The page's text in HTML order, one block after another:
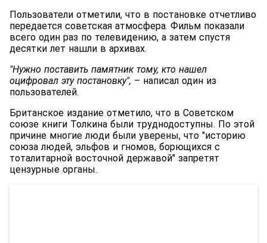
Пользователи отметили, что в постановке отчетливо
передается советская атмосфера. Фильм показали
всего один раз по телевидению, а затем спустя
десятки лет нашли в архивах.
"Нужно поставить памятник тому, кто нашел
оцифровал эту постановку", – написал один из
пользователей.
Британское издание отметило, что в Советском
союзе книги Толкина были труднодоступны. По этой
причине многие люди были уверены, что "историю
союза людей, эльфов и гномов, борющихся с
тоталитарной восточной державой" запретят
цензурные органы.